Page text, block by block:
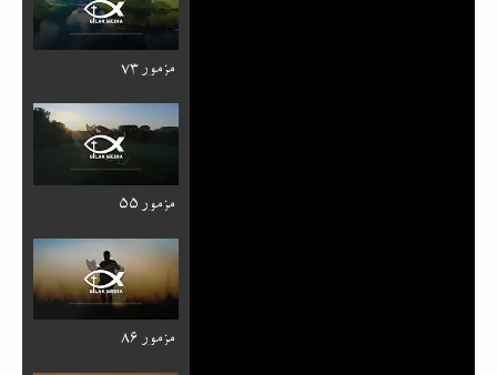
مزمور ۷۳
مزمور ۵۵
مزمور ۸۶